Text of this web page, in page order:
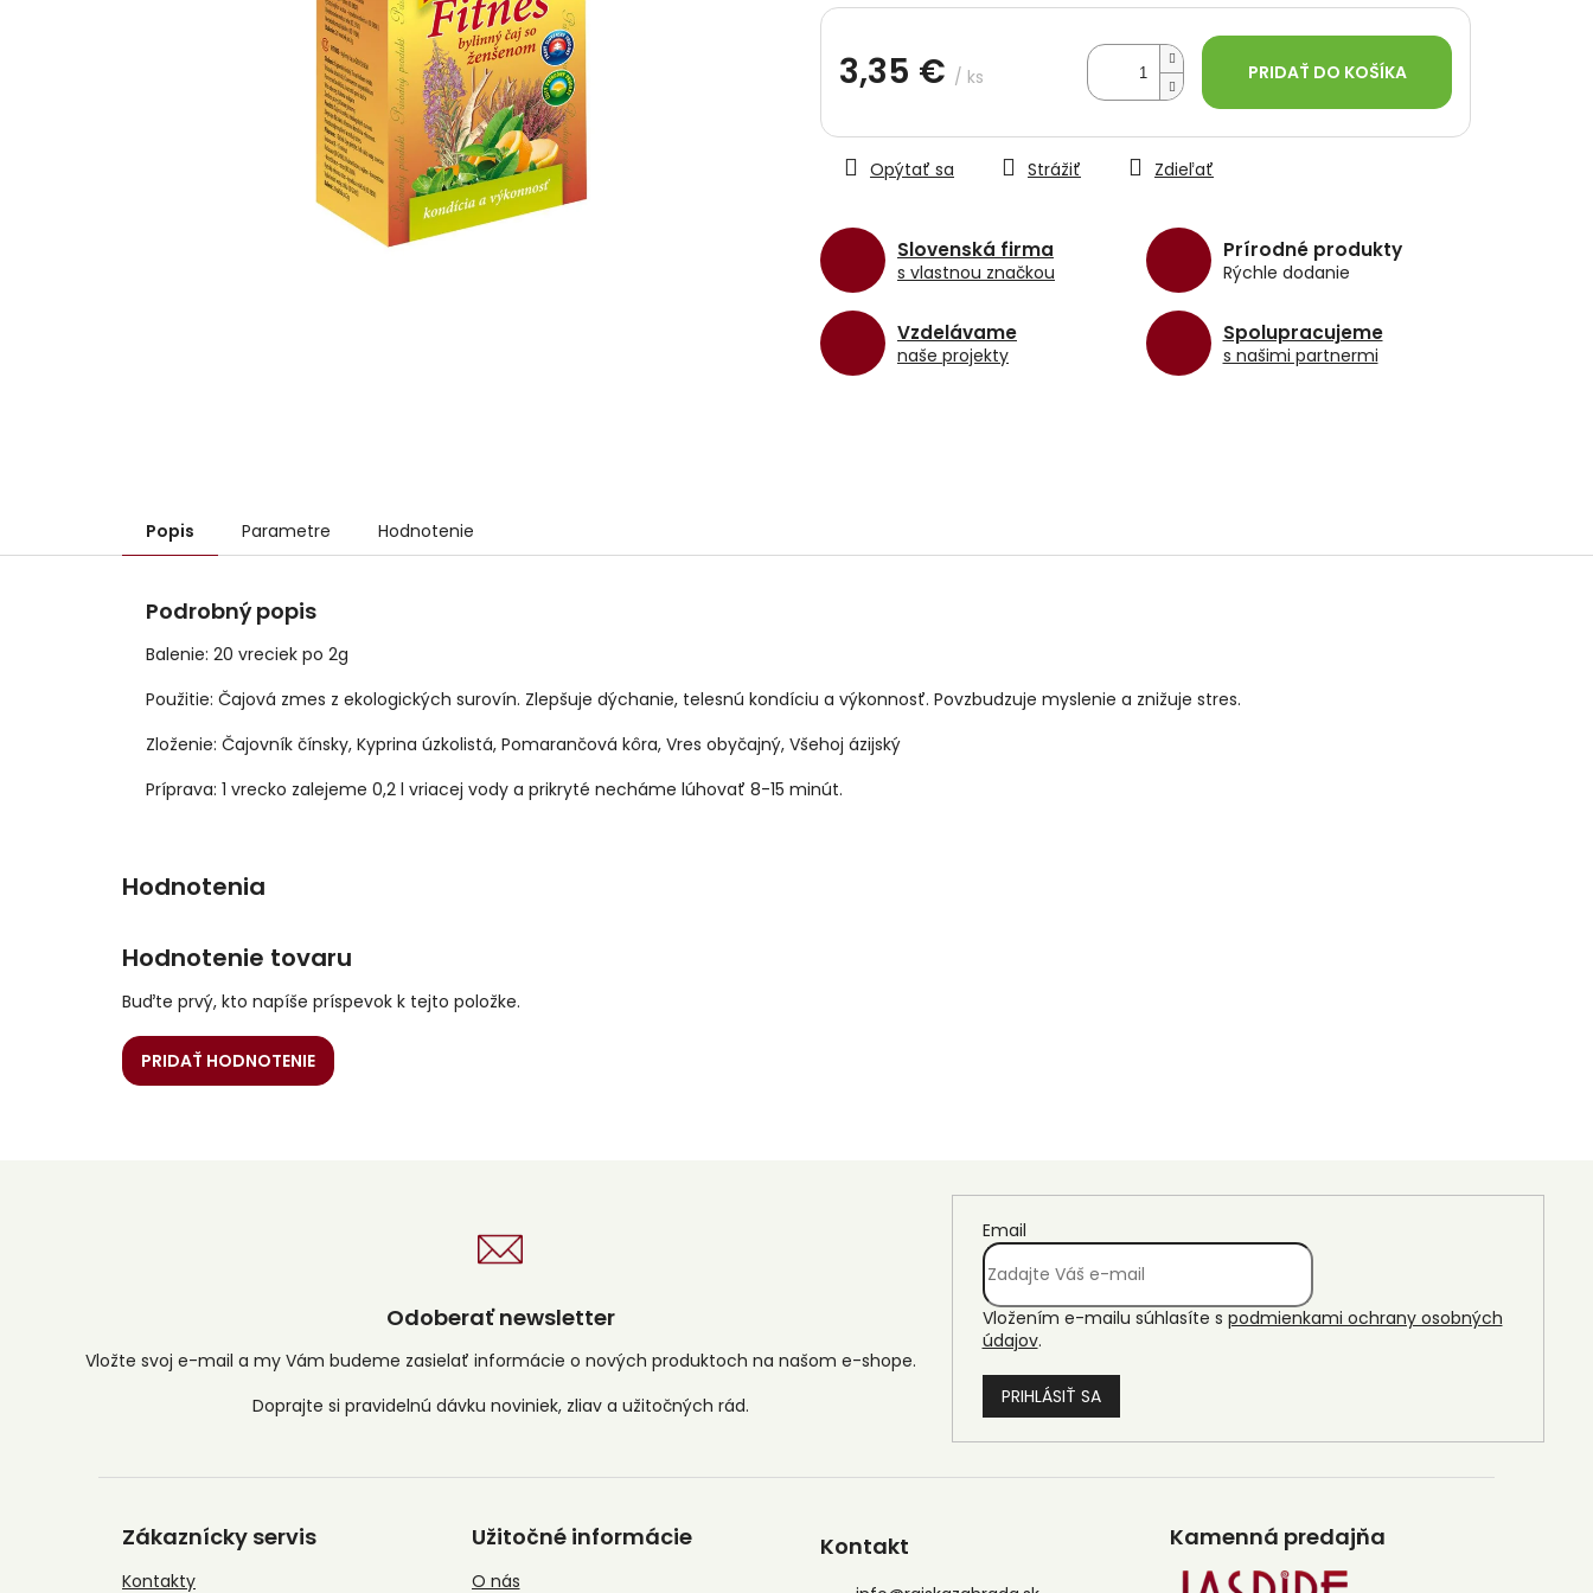
3,35 € / ks
cena:
PRIDAŤ DO KOŠÍKA
Slovenská firma
s vlastnou značkou
Prírodné produkty
Rýchle dodanie
Vzdelávame
naše projekty
Spolupracujeme
s našimi partnermi
Opýtať sa Strážiť Zdieľať
hviezdičiek.
Popis Parametre Hodnotenie
Podrobný popis
Balenie: 20 vreciek po 2g
Použitie: Čajová zmes z ekologických surovín. Zlepšuje dýchanie, telesnú kondíciu a výkonnosť. Povzbudzuje myslenie a znižuje stres.
Zloženie: Čajovník čínsky, Kyprina úzkolistá, Pomarančová kôra, Vres obyčajný, Všehoj ázijský
Príprava: 1 vrecko zalejeme 0,2 l vriacej vody a prikryté necháme lúhovať 8-15 minút.
Hodnotenie tovaru
Buďte prvý, kto napíše príspevok k tejto položke.
PRIDAŤ HODNOTENIE
Odoberať newsletter
Vložte svoj e-mail a my Vám budeme zasielať informácie o nových produktoch na našom e-shope.
Email
Vložením e-mailu súhlasíte s podmienkami ochrany osobných
údajov.
PRIHLÁSIŤ SA
Zákaznícky servis
Kontakty
Užitočné informácie
O nás
Kontakt Kamenná predajňa